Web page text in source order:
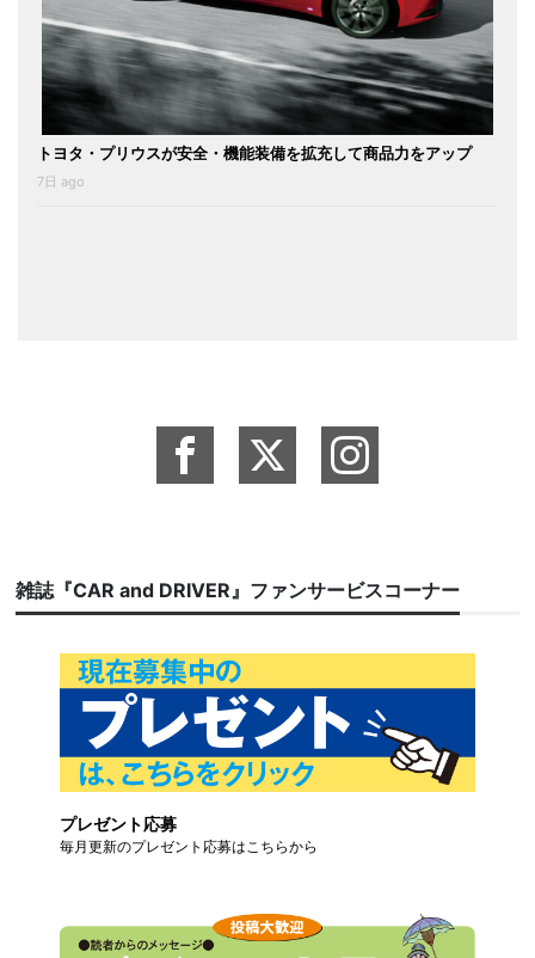
トヨタ・プリウスが安全・機能装備を拡充して商品力をアップ
7日 ago
雑誌『CAR and DRIVER』ファンサービスコーナー
プレゼント応募
毎月更新のプレゼント応募はこちらから